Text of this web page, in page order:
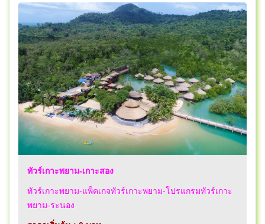
ทัวร์เกาะพยาม-เกาะสอง
ทัวร์เกาะพยาม-แพ็คเกจทัวร์เกาะพยาม-โปรแกรมทัวร์เกาะ
พยาม-ระนอง